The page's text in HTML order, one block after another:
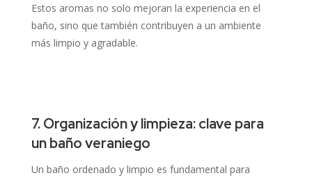
Estos aromas no solo mejoran la experiencia en el
baño, sino que también contribuyen a un ambiente
más limpio y agradable.
7. Organización y limpieza: clave para
un baño veraniego
Un baño ordenado y limpio es fundamental para